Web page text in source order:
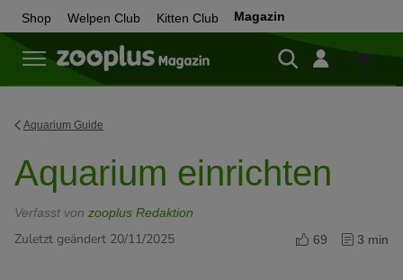
Shop Welpen Club Kitten Club Magazin
Zum
Aquarium Guide
Aquarium einrichten
Verfasst von zooplus Redaktion
Zuletzt geändert 20/11/2025 69 3 min